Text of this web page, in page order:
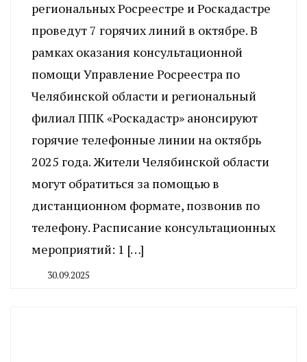
региональных Росреестре и Роскадастре
проведут 7 горячих линий в октябре. В
рамках оказания консультационной
помощи Управление Росреестра по
Челябинской области и региональный
филиал ППК «Роскадастр» анонсируют
горячие телефонные линии на октябрь
2025 года. Жители Челябинской области
могут обратиться за помощью в
дистанционном формате, позвонив по
телефону. Расписание консультационных
мероприятий: 1 […]
30.09.2025